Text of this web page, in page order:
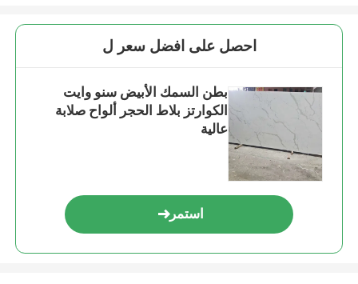
احصل على افضل سعر ل
بطن السمك الأبيض سنو وايت
الكوارتز بلاط الحجر ألواح صلابة
عالية
استمر